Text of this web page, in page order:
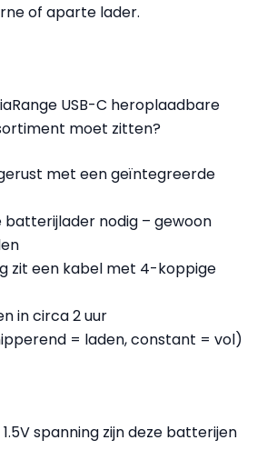
of aparte lader.
USB-C heroplaadbare
moet zitten?
met een geïntegreerde
nodig – gewoon
zit een kabel met 4-koppige
in circa 2 uur
= laden, constant = vol)
spanning zijn deze batterijen